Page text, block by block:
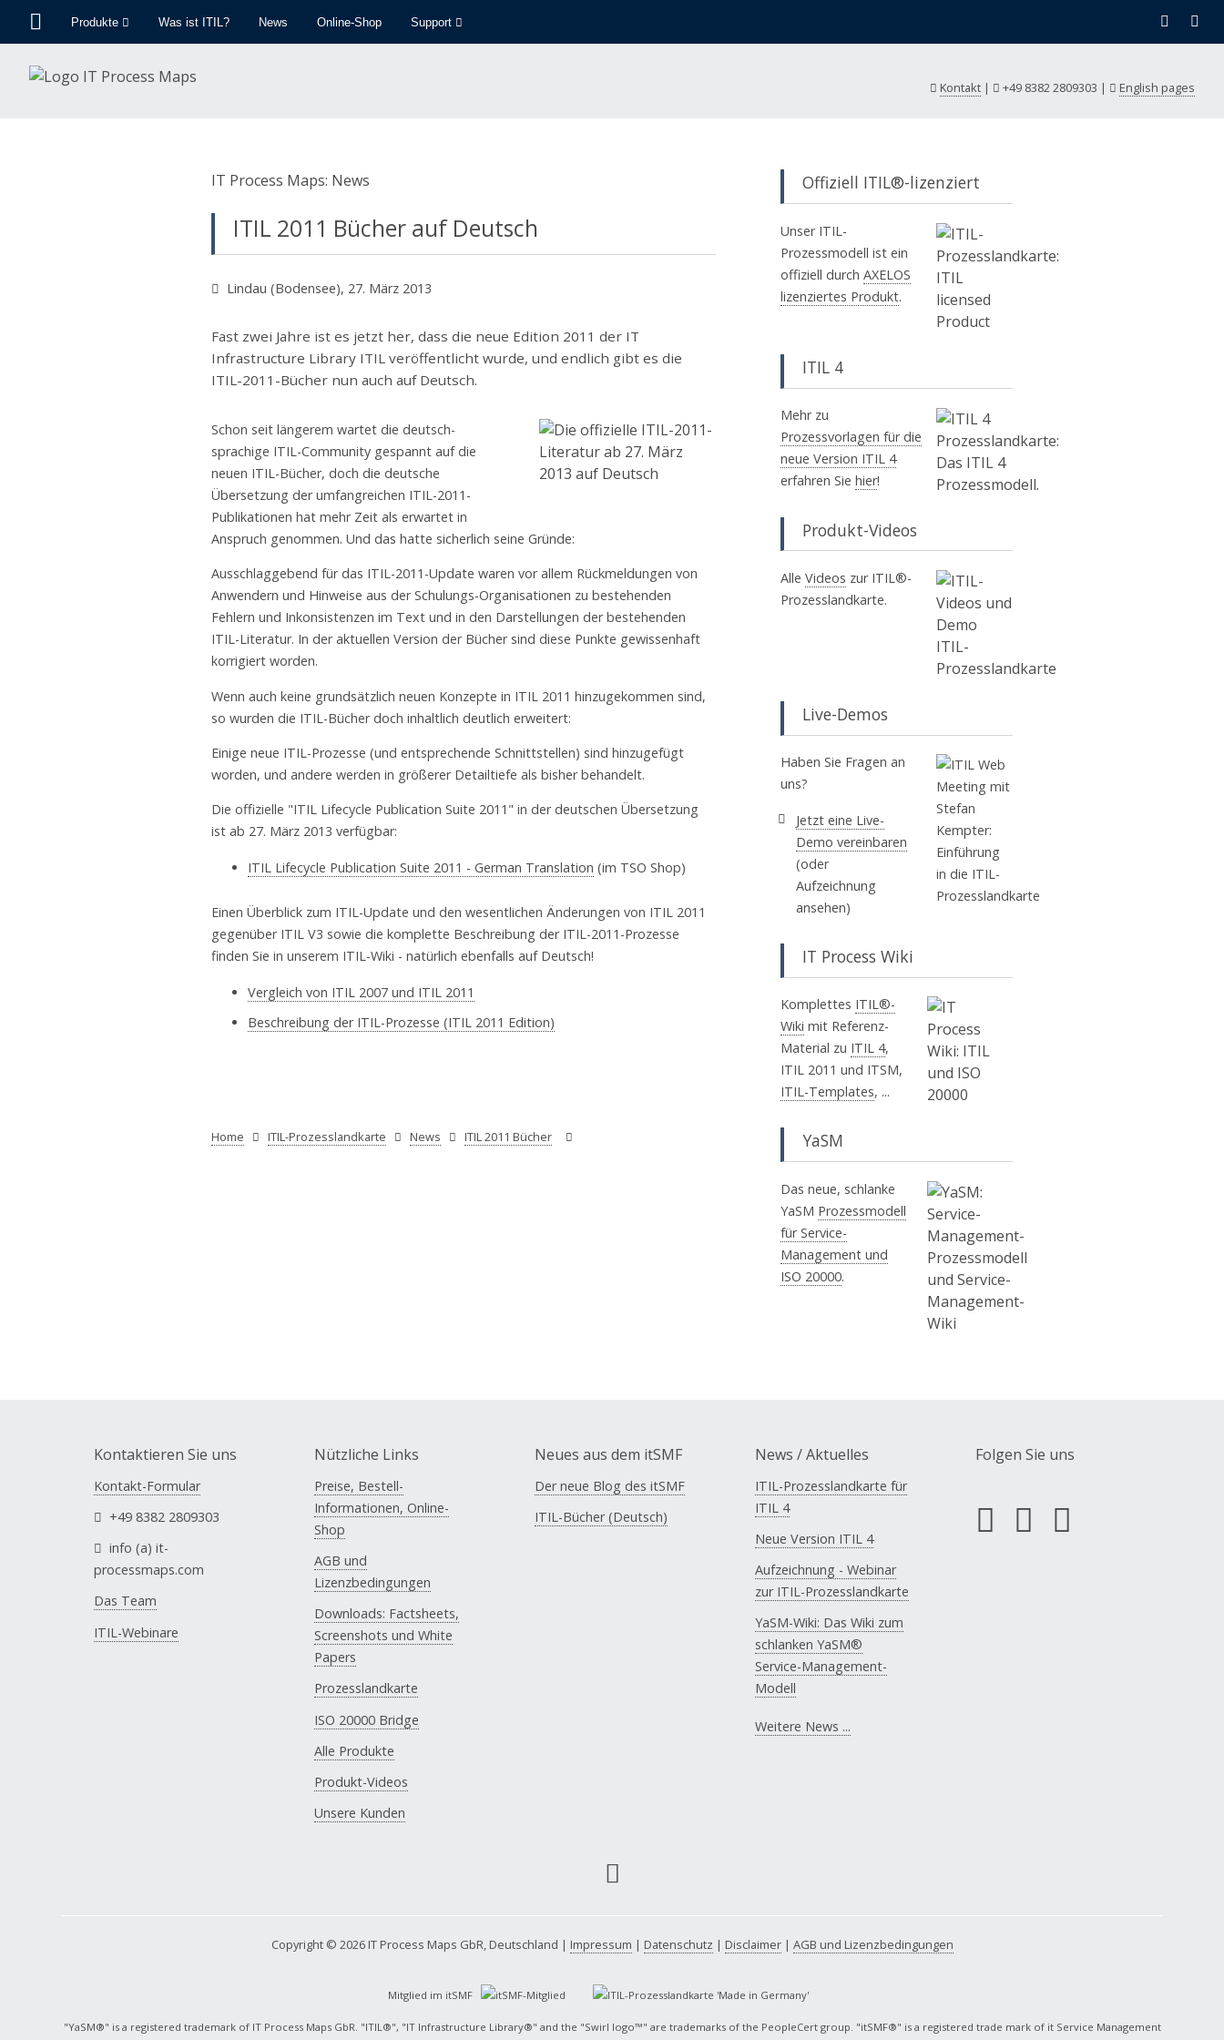
Produkte Was ist ITIL? News Online-Shop Support
Kontakt | +49 8382 2809303 | English pages
IT Process Maps: News
ITIL 2011 Bücher auf Deutsch
Lindau (Bodensee), 27. März 2013
Fast zwei Jahre ist es jetzt her, dass die neue Edition 2011 der IT
Infrastructure Library ITIL veröffentlicht wurde, und endlich gibt es die
ITIL-2011-Bücher nun auch auf Deutsch.
Schon seit längerem wartet die deutsch-
sprachige ITIL-Community gespannt auf die
neuen ITIL-Bücher, doch die deutsche
Übersetzung der umfangreichen ITIL-2011-
Publikationen hat mehr Zeit als erwartet in
Anspruch genommen. Und das hatte sicherlich seine Gründe:
Ausschlaggebend für das ITIL-2011-Update waren vor allem Rückmeldungen von
Anwendern und Hinweise aus der Schulungs-Organisationen zu bestehenden
Fehlern und Inkonsistenzen im Text und in den Darstellungen der bestehenden
ITIL-Literatur. In der aktuellen Version der Bücher sind diese Punkte gewissenhaft
korrigiert worden.
Wenn auch keine grundsätzlich neuen Konzepte in ITIL 2011 hinzugekommen sind,
so wurden die ITIL-Bücher doch inhaltlich deutlich erweitert:
Einige neue ITIL-Prozesse (und entsprechende Schnittstellen) sind hinzugefügt
worden, und andere werden in größerer Detailtiefe als bisher behandelt.
Die offizielle "ITIL Lifecycle Publication Suite 2011" in der deutschen Übersetzung
ist ab 27. März 2013 verfügbar:
ITIL Lifecycle Publication Suite 2011 - German Translation (im TSO Shop)
Einen Überblick zum ITIL-Update und den wesentlichen Änderungen von ITIL 2011
gegenüber ITIL V3 sowie die komplette Beschreibung der ITIL-2011-Prozesse
finden Sie in unserem ITIL-Wiki - natürlich ebenfalls auf Deutsch!
Vergleich von ITIL 2007 und ITIL 2011
Beschreibung der ITIL-Prozesse (ITIL 2011 Edition)
Home ITIL-Prozesslandkarte News ITIL 2011 Bücher
Offiziell ITIL®-lizenziert
Unser ITIL-
Prozessmodell ist ein
offiziell durch AXELOS
lizenziertes Produkt.
ITIL 4
Mehr zu
Prozessvorlagen für die
neue Version ITIL 4
erfahren Sie hier!
Produkt-Videos
Alle Videos zur ITIL®-
Prozesslandkarte.
Live-Demos
Haben Sie Fragen an
uns?
Jetzt eine Live-
Demo vereinbaren
(oder
Aufzeichnung
ansehen)
IT Process Wiki
Komplettes ITIL®-
Wiki mit Referenz-
Material zu ITIL 4,
ITIL 2011 und ITSM,
ITIL-Templates, ...
YaSM
Das neue, schlanke
YaSM Prozessmodell
für Service-
Management und
ISO 20000.
Kontaktieren Sie uns
Kontakt-Formular
+49 8382 2809303
info (a) it-
processmaps.com
Das Team
ITIL-Webinare
Nützliche Links
Preise, Bestell-
Informationen, Online-
Shop
AGB und
Lizenzbedingungen
Downloads: Factsheets,
Screenshots und White
Papers
Prozesslandkarte
ISO 20000 Bridge
Alle Produkte
Produkt-Videos
Unsere Kunden
Neues aus dem itSMF
Der neue Blog des itSMF
ITIL-Bücher (Deutsch)
News / Aktuelles
ITIL-Prozesslandkarte für
ITIL 4
Neue Version ITIL 4
Aufzeichnung - Webinar
zur ITIL-Prozesslandkarte
YaSM-Wiki: Das Wiki zum
schlanken YaSM®
Service-Management-
Modell
Weitere News ...
Folgen Sie uns
Copyright © 2026 IT Process Maps GbR, Deutschland | Impressum | Datenschutz | Disclaimer| AGB und Lizenzbedingungen
Mitglied im itSMF
"YaSM®" is a registered trademark of IT Process Maps GbR. "ITIL®", "IT Infrastructure Library®" and the "Swirl logo™" are trademarks of the PeopleCert group. "itSMF®" is a registered trade mark of it Service Management